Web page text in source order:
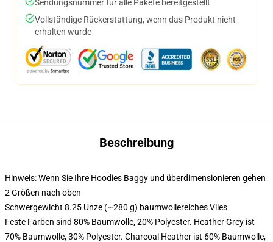
Sendungsnummer für alle Pakete bereitgestellt
Vollständige Rückerstattung, wenn das Produkt nicht
erhalten wurde
Beschreibung
Hinweis: Wenn Sie Ihre Hoodies Baggy und überdimensionieren gehen
2 Größen nach oben
Schwergewicht 8.25 Unze (~280 g) baumwollereiches Vlies
Feste Farben sind 80% Baumwolle, 20% Polyester. Heather Grey ist
70% Baumwolle, 30% Polyester. Charcoal Heather ist 60% Baumwolle,